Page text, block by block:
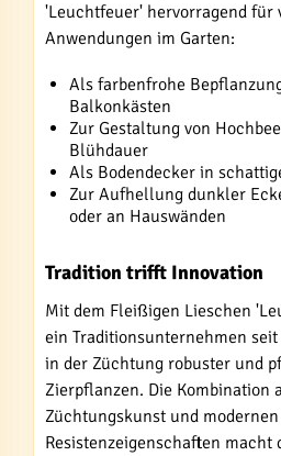
'Leuchtfeuer' hervorragend für
Anwendungen im Garten:
Als farbenfrohe
Balkonkästen
Zur Gestaltung von
Blühdauer
Als Bodendecker in
Zur Aufhellung dunkler
oder an Hauswänden
Tradition trifft Innovation
Mit dem Fleißigen Lieschen
ein Traditionsunternehmen
in der Züchtung robuster und
Zierpflanzen. Die Kombination
Züchtungskunst und modernen
Resistenzeigenschaften macht